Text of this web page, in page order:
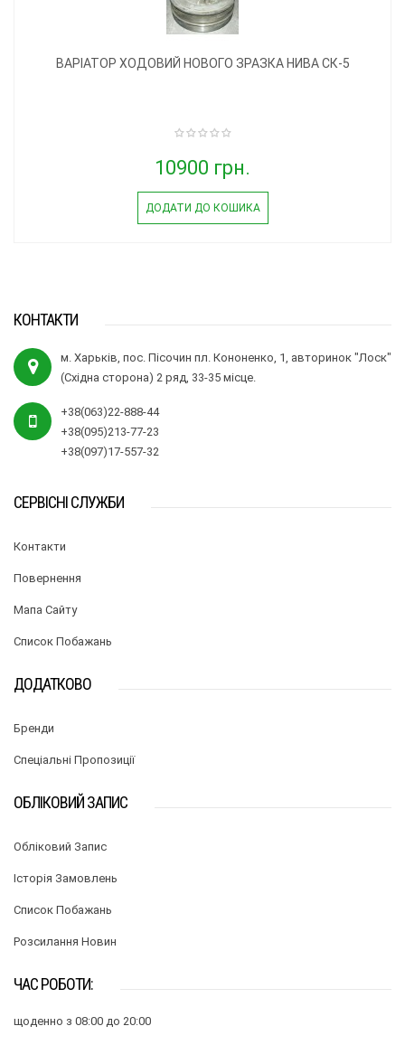
ВАРІАТОР ХОДОВИЙ НОВОГО ЗРАЗКА НИВА СК-5
10900 грн.
ДОДАТИ ДО КОШИКА
КОНТАКТИ
м. Харьків, пос. Пісочин пл. Кононенко, 1, авторинок "Лоск"
(Східна сторона) 2 ряд, 33-35 місце.
+38(063)22-888-44
+38(095)213-77-23
+38(097)17-557-32
СЕРВІСНІ СЛУЖБИ
Контакти
Повернення
Мапа Сайту
Список Побажань
ДОДАТКОВО
Бренди
Спеціальні Пропозиції
ОБЛІКОВИЙ ЗАПИС
Обліковий Запис
Історія Замовлень
Список Побажань
Розсилання Новин
ЧАС РОБОТИ:
щоденно з 08:00 до 20:00